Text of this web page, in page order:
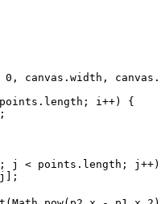
0 , canvas. width , canvas.
length ; i++) {
; j < points. length ;